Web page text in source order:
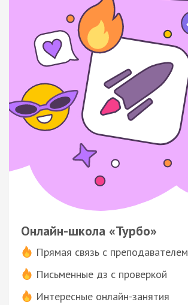
Онлайн-школа «Турбо»
Прямая связь с преподавателем
Письменные дз с проверкой
Интересные онлайн-занятия